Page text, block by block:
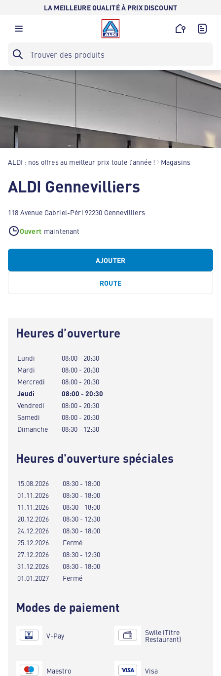
LA MEILLEURE QUALITÉ À PRIX DISCOUNT
ALDI : nos offres au meilleur prix toute l’année ! Magasins
ALDI Gennevilliers
118 Avenue Gabriel-Péri 92230 Gennevilliers
Ouvert maintenant
AJOUTER
ROUTE
Heures d’ouverture
Lundi
08:00 - 20:30
Mardi
08:00 - 20:30
Mercredi
08:00 - 20:30
Jeudi
08:00 - 20:30
Vendredi
08:00 - 20:30
Samedi
08:00 - 20:30
Dimanche
08:30 - 12:30
Heures d'ouverture spéciales
15.08.2026
08:30 - 18:00
01.11.2026
08:30 - 18:00
11.11.2026
08:30 - 18:00
20.12.2026
08:30 - 12:30
24.12.2026
08:30 - 18:00
25.12.2026
Fermé
27.12.2026
08:30 - 12:30
31.12.2026
08:30 - 18:00
01.01.2027
Fermé
Modes de paiement
V-Pay
Maestro
Swile (Titre
Restaurant)
Visa